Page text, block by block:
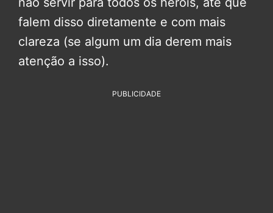
falem disso diretamente e com mais
clareza (se algum um dia derem mais
atenção a isso).
PUBLICIDADE